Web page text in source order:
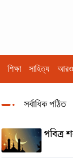
শিক্ষা সাহিত্য আরও
সর্বাধিক পঠিত
পবিত্র